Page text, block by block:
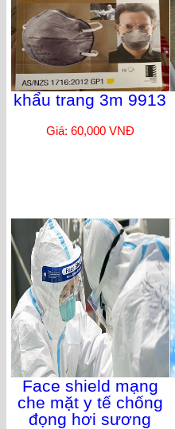
khẩu trang 3m 9913
Giá: 60,000 VNĐ
Face shield mạng
che mặt y tế chống
đọng hơi sương